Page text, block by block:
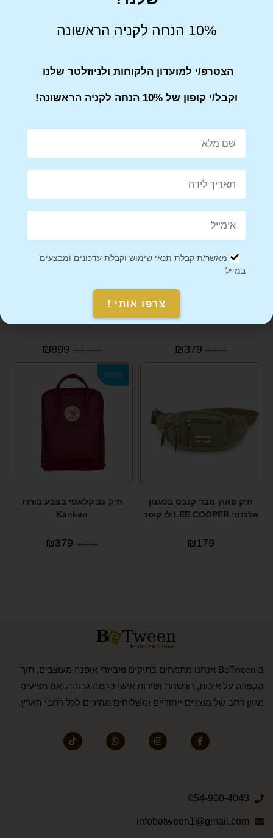
מוצרים קשורים
מבצע!
תיק גב קלאסי בצבע אפור כהה
₪419
₪379
שעון לגבר במראה עסקי ורשמי
FOSSIL פוסייל
₪1,050
₪899
תיק פאוץ מבד קנבס בסגנון
אלגנטי LEE COOPER לי קופר
₪179
מבצע!
תיק גב קלאסי בצבע בורדו
Kanken
₪419
₪379
ב-BeTween אנחנו מתמחים בתיקים ואביזרי אופנה מעוצבים, תוך
הקפדה על איכות, חדשנות ושירות אישי ברמה גבוהה. אנו מציעים
מגוון רחב של מוצרים ייחודיים ומשלוחים מהירים לכל רחבי הארץ.
054-900-4043
infobetween1@gmail.com
10% הנחה לקניה הראשונה
הצטרפ/י למועדון הלקוחות ולניוזלטר שלנו
וקבל/י קופון של 10% הנחה לקניה הראשונה!
מאשר/ת קבלת תנאי שימוש וקבלת עדכונים ומבצעים
במייל
צרפו אותי !